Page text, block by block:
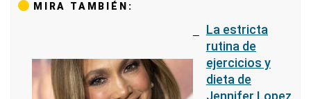
MIRA TAMBIÉN:
La estricta
rutina de
ejercicios y
dieta de
Jennifer Lopez